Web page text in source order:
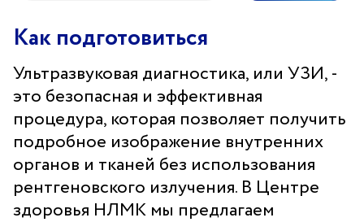
Как подготовиться
Ультразвуковая диагностика, или УЗИ, -
это безопасная и эффективная
процедура, которая позволяет получить
подробное изображение внутренних
органов и тканей без использования
рентгеновского излучения. В Центре
здоровья НЛМК мы предлагаем